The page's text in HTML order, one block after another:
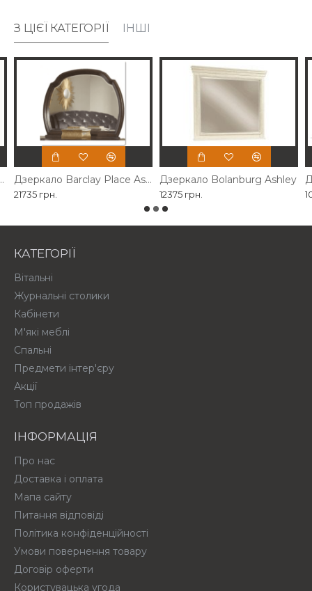
З ЦІЄЇ КАТЕГОРІЇ ІНШІ
Дзеркало Barclay Place Ashley
21735 грн.
Дзеркало Bolanburg Ashley
12375 грн.
КАТЕГОРІЇ
Вітальні
Журнальні столики
Кабінети
М'які меблі
Спальні
Предмети інтер'єру
Акції
Топ продажів
ІНФОРМАЦІЯ
Про нас
Доставка і оплата
Мапа сайту
Питання відповіді
Політика конфіденційності
Умови повернення товару
Договір оферти
Користувацька угода